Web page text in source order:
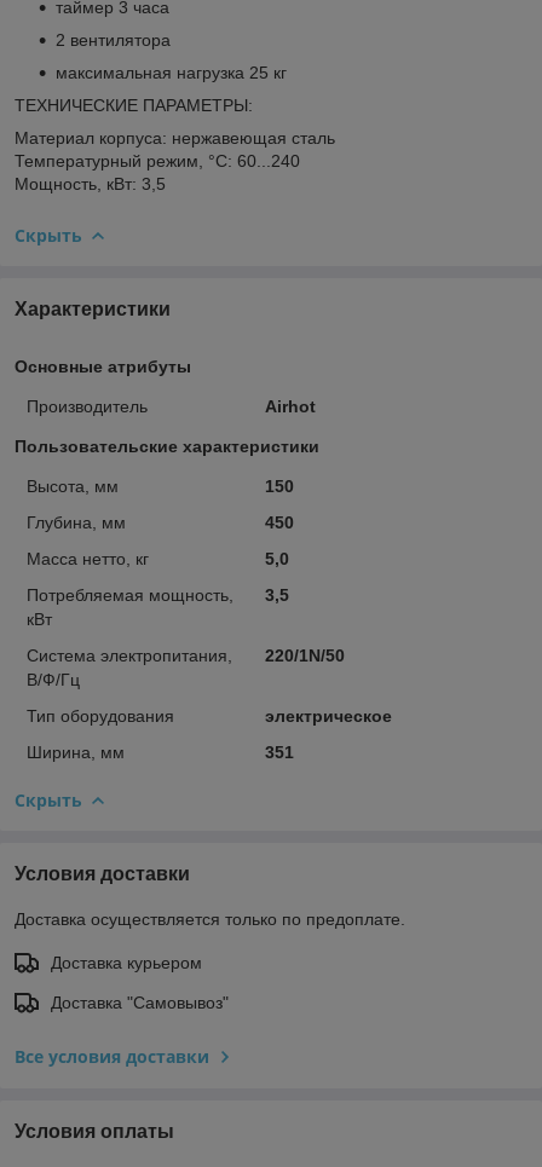
таймер 3 часа
2 вентилятора
максимальная нагрузка 25 кг
ТЕХНИЧЕСКИЕ ПАРАМЕТРЫ:
Материал корпуса: нержавеющая сталь
Температурный режим, °C: 60...240
Мощность, кВт: 3,5
Скрыть
Характеристики
Основные атрибуты
Производитель Airhot
Пользовательские характеристики
Высота, мм
150
Глубина, мм
450
Масса нетто, кг
5,0
Потребляемая мощность,
кВт
3,5
Система электропитания,
В/Ф/Гц
220/1N/50
Тип оборудования
электрическое
Ширина, мм
351
Скрыть
Условия доставки
Доставка осуществляется только по предоплате.
Доставка курьером
Доставка "Самовывоз"
Все условия доставки
Условия оплаты